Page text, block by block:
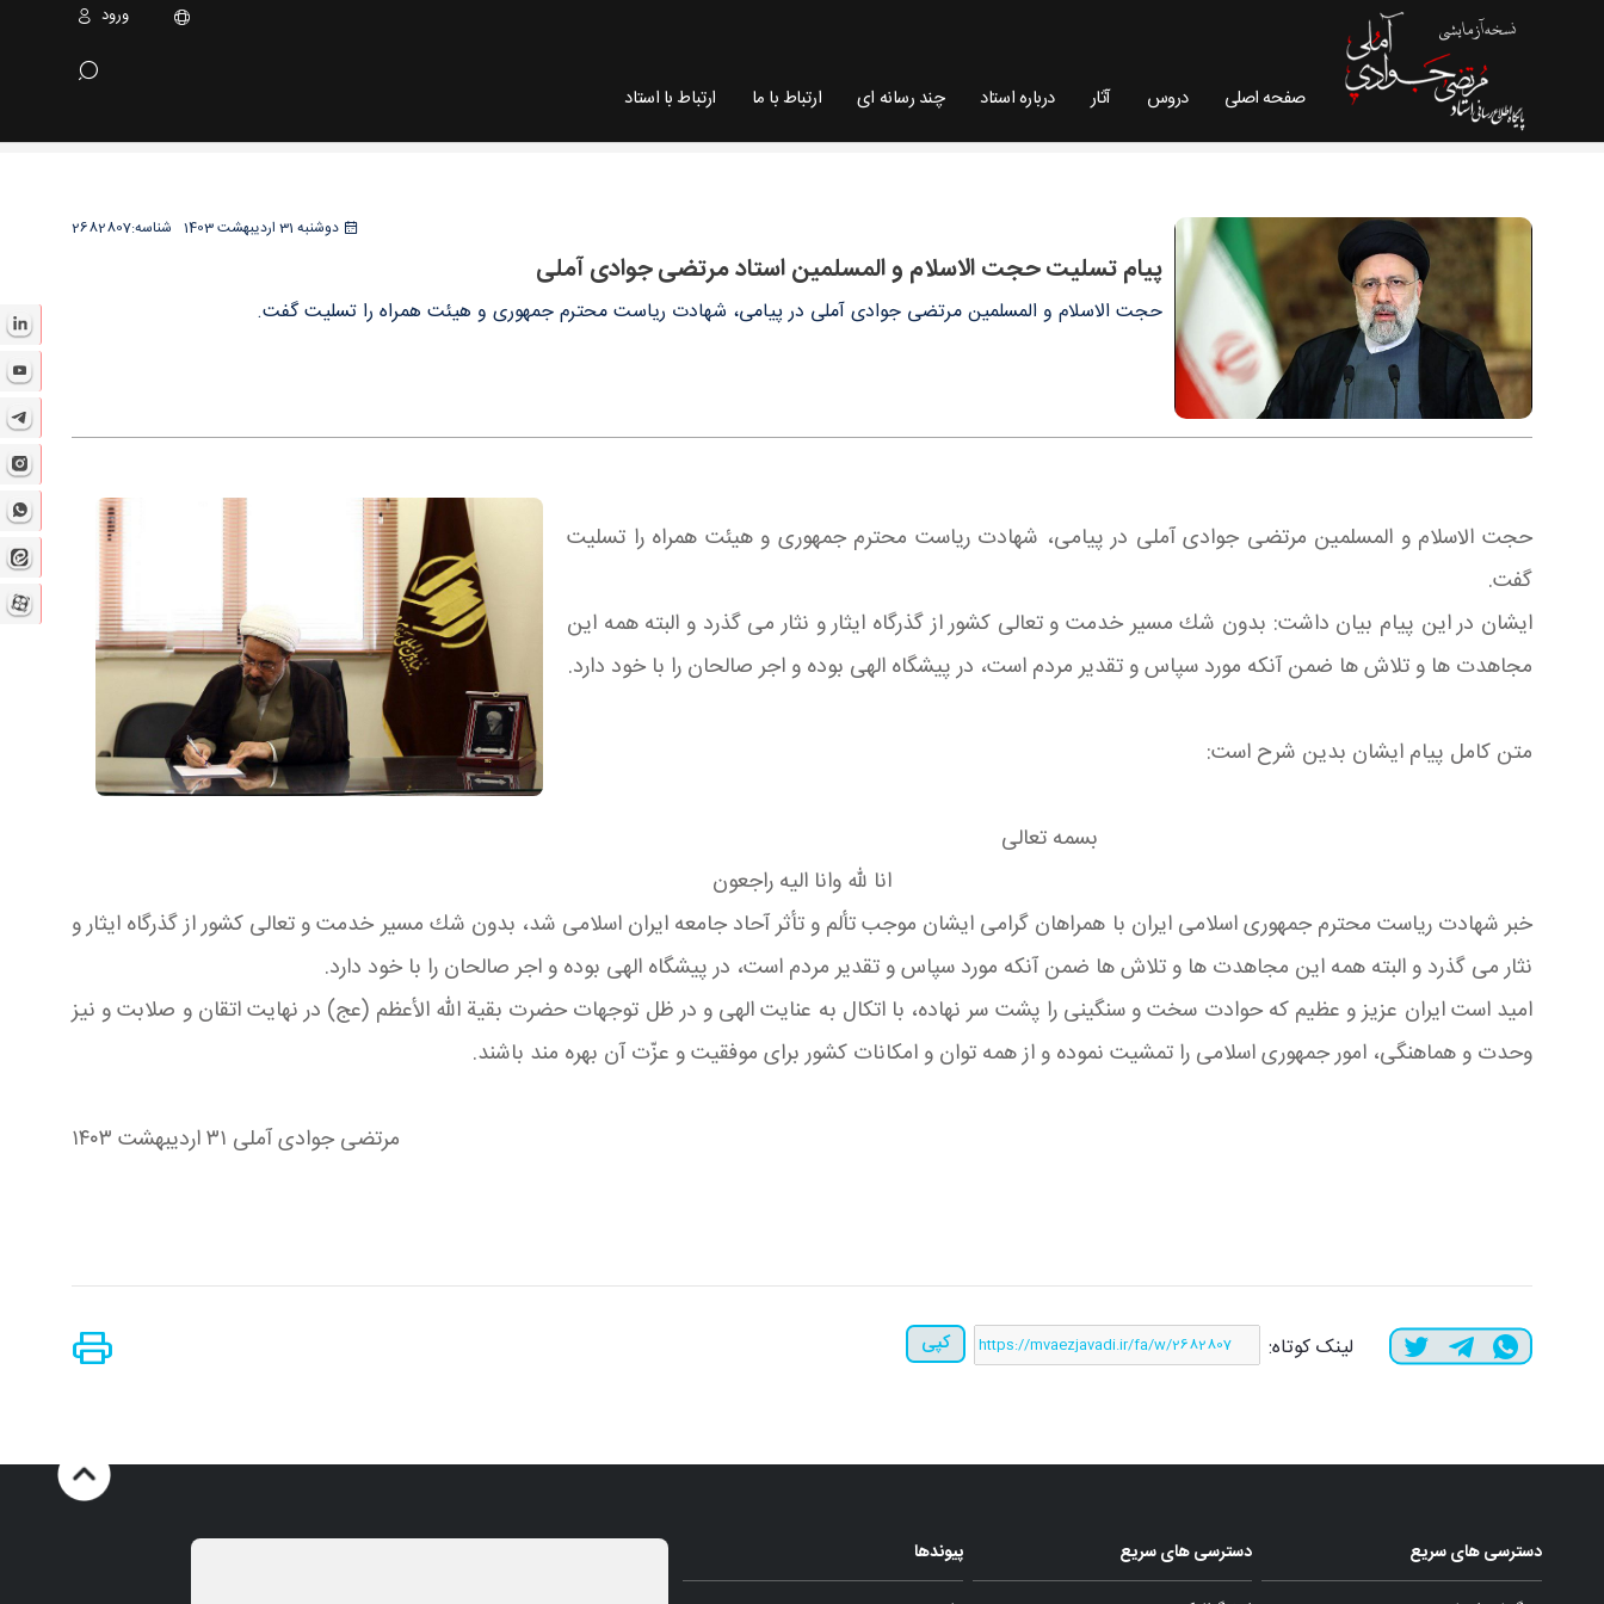
ورود
صفحه اصلی دروس آثار درباره استاد چند رسانه ای ارتباط با ما ارتباط با استاد
دوشنبه 31 اردیبهشت 1403 2682807شناسه:
پیام تسلیت حجت الاسلام و المسلمین استاد مرتضی جوادی آملی
حجت الاسلام و المسلمین مرتضی جوادی آملی در پیامی، شهادت ریاست محترم جمهوری و هیئت همراه را تسلیت گفت.
​​​​​​​حجت الاسلام و المسلمین مرتضی جوادی آملی در پیامی، شهادت ریاست محترم جمهوری و هیئت همراه را تسلیت
گفت.
ایشان در این پیام بیان داشت: بدون شك مسير خدمت و تعالى كشور از گذرگاه ايثار و نثار مى گذرد و البته همه اين
مجاهدت ها و تلاش ها ضمن آنكه مورد سپاس و تقدير مردم است، در پيشگاه الهى بوده و اجر صالحان را با خود دارد.
متن کامل پیام ایشان بدین شرح است:
بسمه تعالى
انا لله وانا اليه راجعون
خبر شهادت رياست محترم جمهورى اسلامى ايران با همراهان گرامى ايشان موجب تألم و تأثر آحاد جامعه ايران اسلامى شد، بدون شك مسير خدمت و تعالى كشور از گذرگاه ايثار و
نثار مى گذرد و البته همه اين مجاهدت ها و تلاش ها ضمن آنكه مورد سپاس و تقدير مردم است، در پيشگاه الهى بوده و اجر صالحان را با خود دارد.
اميد است ايران عزيز و عظيم كه حوادت سخت و سنگينى را پشت سر نهاده، با اتكال به عنايت الهى و در ظل توجهات حضرت بقية الله الأعظم (عج) در نهايت اتقان و صلابت و نيز
وحدت و هماهنگى، امور جمهورى اسلامى را تمشيت نموده و از همه توان و امكانات كشور براى موفقيت و عزّت آن بهره مند باشند.
مرتضى جوادى آملى ٣١ ارديبهشت ١٤٠٣
لینک کوتاه: کپی
دسترسی های سریع دسترسی های سریع پیوندها